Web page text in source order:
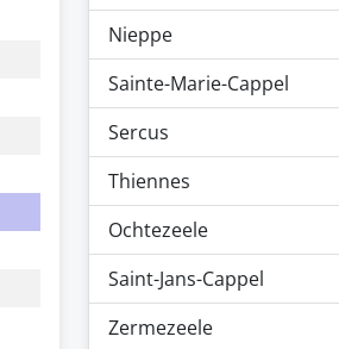
Nieppe
Sainte-Marie-Cappel
Sercus
Thiennes
Ochtezeele
Saint-Jans-Cappel
Zermezeele